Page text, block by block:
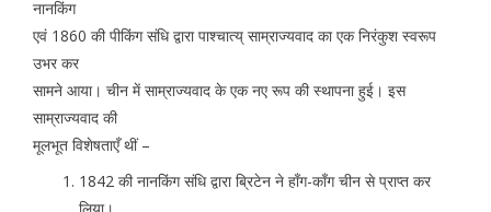
नानकिंग
एवं 1860 की पीकिंग संधि द्वारा पाश्चात्य् साम्राज्यवाद का एक निरंकुश स्वरूप
उभर कर
सामने आया। चीन में साम्राज्यवाद के एक नए रूप की स्थापना हुई। इस
साम्राज्यवाद की
मूलभूत विशेषताएँ थीं –
1842 की नानकिंग संधि द्वारा ब्रिटेन ने हाँग-काँग चीन से प्राप्त कर